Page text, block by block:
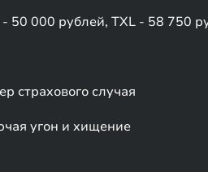
50 000 рублей, TXL - 58 750
страхового случая
угон и хищение